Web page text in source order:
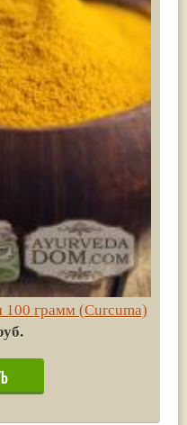
100 грамм (Сurсuma)